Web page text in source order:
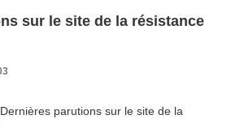
sur le site de la résistance